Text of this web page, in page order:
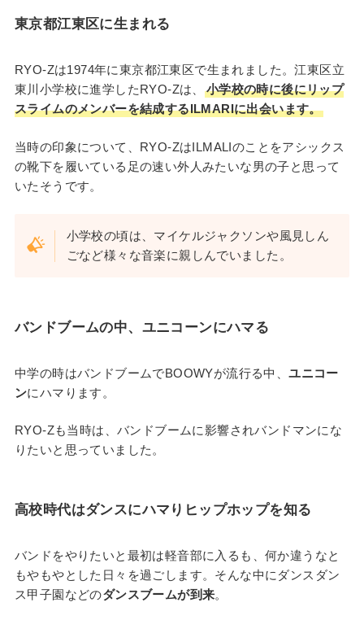
東京都江東区に生まれる
RYO-Zは1974年に東京都江東区で生まれました。江東区立
東川小学校に進学したRYO-Zは、
小学校の時に後にリップ
スライムのメンバーを結成するILMARIに出会います。
当時の印象について、RYO-ZはILMALIのことをアシックス
の靴下を履いている足の速い外人みたいな男の子と思って
いたそうです。
小学校の頃は、マイケルジャクソンや風見しん
ごなど様々な音楽に親しんでいました。
バンドブームの中、ユニコーンにハマる
中学の時はバンドブームでBOOWYが流行る中、ユニコー
ンにハマります。
RYO-Zも当時は、バンドブームに影響されバンドマンにな
りたいと思っていました。
高校時代はダンスにハマりヒップホップを知る
バンドをやりたいと最初は軽音部に入るも、何か違うなと
もやもやとした日々を過ごします。そんな中にダンスダン
ス甲子園などのダンスブームが到来。